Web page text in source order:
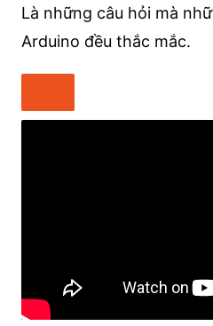
Là những câu hỏi mà
Arduino đều thắc mắc.